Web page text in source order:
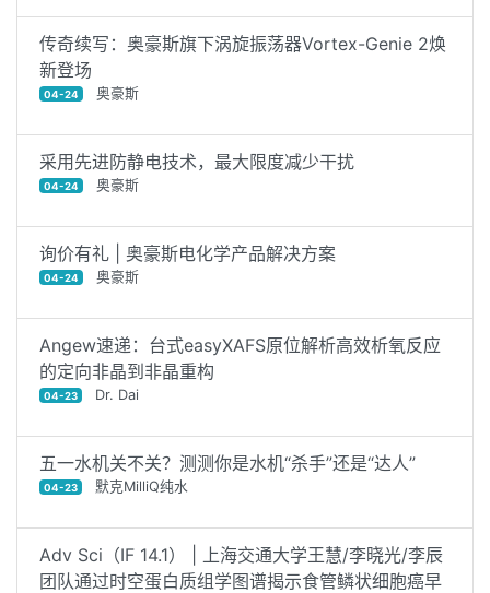
传奇续写：奥豪斯旗下涡旋振荡器Vortex-Genie 2焕
新登场
04-24 奥豪斯
采用先进防静电技术，最大限度减少干扰
04-24 奥豪斯
询价有礼 | 奥豪斯电化学产品解决方案
04-24 奥豪斯
Angew速递：台式easyXAFS原位解析高效析氧反应
的定向非晶到非晶重构
04-23 Dr. Dai
五一水机关不关？测测你是水机“杀手”还是“达人”
04-23 默克MilliQ纯水
Adv Sci（IF 14.1） | 上海交通大学王慧/李晓光/李辰
团队通过时空蛋白质组学图谱揭示食管鳞状细胞癌早